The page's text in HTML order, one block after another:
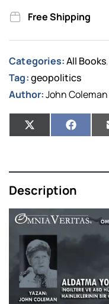
Free Shipping
Categories: All Books,
Tag:geopolitics
Author:John Coleman
Description